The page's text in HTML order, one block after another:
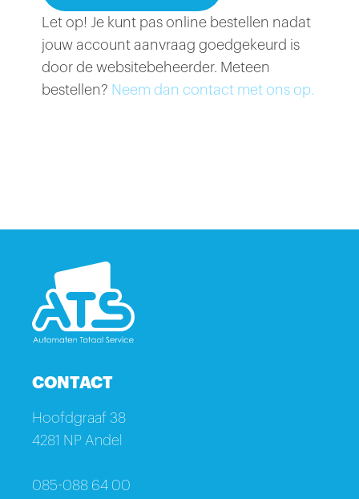
Let op! Je kunt pas online bestellen nadat
jouw account aanvraag goedgekeurd is
door de websitebeheerder. Meteen
bestellen? Neem dan contact met ons op.
CONTACT
Hoofdgraaf 38
4281 NP Andel
085-088 64 00